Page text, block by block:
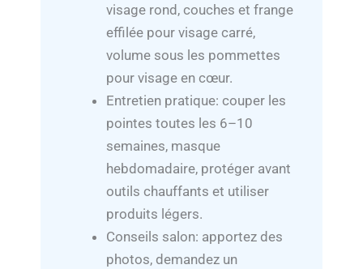
visage rond, couches et frange
effilée pour visage carré,
volume sous les pommettes
pour visage en cœur.
Entretien pratique: couper les
pointes toutes les 6–10
semaines, masque
hebdomadaire, protéger avant
outils chauffants et utiliser
produits légers.
Conseils salon: apportez des
photos, demandez un